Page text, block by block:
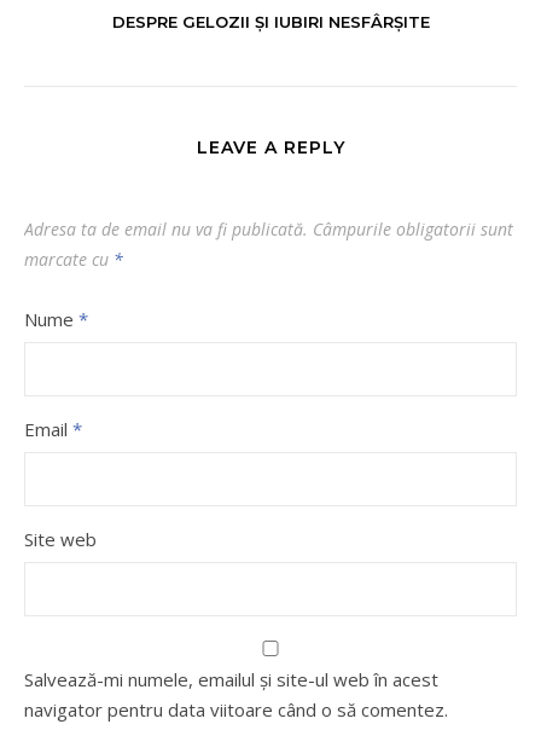
DESPRE GELOZII ȘI IUBIRI NESFÂRȘITE
LEAVE A REPLY
Adresa ta de email nu va fi publicată. Câmpurile obligatorii sunt
marcate cu *
Nume *
Email *
Site web
Salvează-mi numele, emailul și site-ul web în acest
navigator pentru data viitoare când o să comentez.